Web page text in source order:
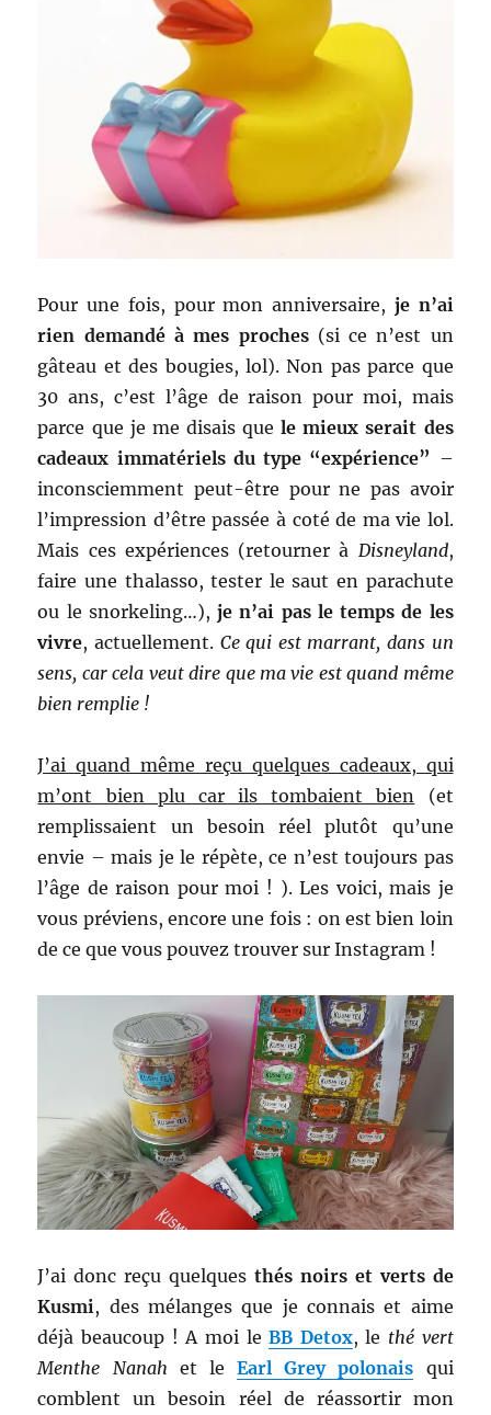
Pour une fois, pour mon anniversaire, je n’ai
rien demandé à mes proches(si ce n’est un
gâteau et des bougies, lol). Non pas parce que
30 ans, c’est l’âge de raison pour moi, mais
parce que je me disais quele mieux serait des
cadeaux immatériels du type “expérience” –
inconsciemment peut-être pour ne pas avoir
l’impression d’être passée à coté de ma vie lol.
Mais ces expériences (retourner à Disneyland,
faire une thalasso, tester le saut en parachute
ou le snorkeling…),je n’ai pas le temps de les
vivre, actuellement. Ce qui est marrant, dans un
sens, car cela veut dire que ma vie est quand même
bien remplie !
J’ai quand même reçu quelques cadeaux, qui
m’ont bien plu car ils tombaient bien (et
remplissaient un besoin réel plutôt qu’une
envie – mais je le répète, ce n’est toujours pas
l’âge de raison pour moi ! ). Les voici, mais je
vous préviens, encore une fois : on est bien loin
de ce que vous pouvez trouver sur Instagram !
J’ai donc reçu quelques thés noirs et verts de
Kusmi , des mélanges que je connais et aime
déjà beaucoup ! A moi leBB Detox, le thé vert
Menthe Nanah et leEarl Grey polonais qui
comblent un besoin réel de réassortir mon